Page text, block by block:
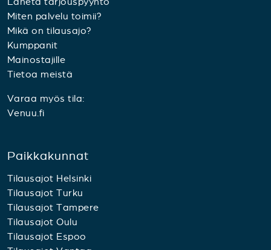
Miten palvelu toimii?
Mikä on tilausajo?
Kumppanit
Mainostajille
Tietoa meistä
Varaa myös tila:
Venuu.fi
Paikkakunnat
Tilausajot Helsinki
Tilausajot Turku
Tilausajot Tampere
Tilausajot Oulu
Tilausajot Espoo